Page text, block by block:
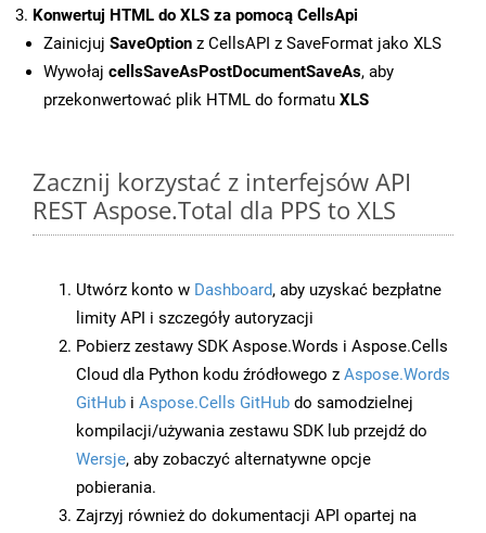
Konwertuj HTML do XLS za pomocą CellsApi
Zainicjuj SaveOption z CellsAPI z SaveFormat jako XLS
Wywołaj cellsSaveAsPostDocumentSaveAs, aby
przekonwertować plik HTML do formatu XLS
Zacznij korzystać z interfejsów API
REST Aspose.Total dla PPS to XLS
Utwórz konto w Dashboard, aby uzyskać bezpłatne
limity API i szczegóły autoryzacji
Pobierz zestawy SDK Aspose.Words i Aspose.Cells
Cloud dla Python kodu źródłowego z Aspose.Words
GitHub i Aspose.Cells GitHub do samodzielnej
kompilacji/używania zestawu SDK lub przejdź do
Wersje, aby zobaczyć alternatywne opcje
pobierania.
Zajrzyj również do dokumentacji API opartej na